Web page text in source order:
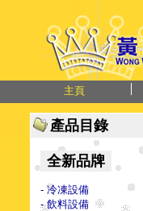
主頁
產品目錄
全新品牌
- 冷凍設備
- 飲料設備